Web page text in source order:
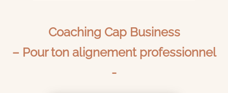
Coaching Cap Business
– Pour ton alignement professionnel
-